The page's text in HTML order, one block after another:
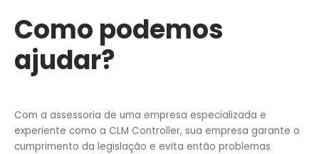
Como podemos
ajudar?
Com a assessoria de uma empresa especializada e
experiente como a CLM Controller, sua empresa garante o
cumprimento da legislação e evita então problemas